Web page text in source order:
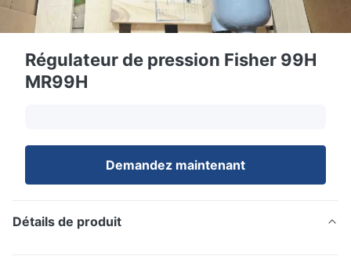
Régulateur de pression Fisher 99H
MR99H
Demandez maintenant
Détails de produit